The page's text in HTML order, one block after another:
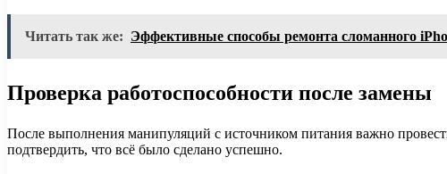
Читать так же: Эффективные способы ремонта сломанного
Проверка работоспособности после замены
После выполнения манипуляций с источником питания важно
подтвердить, что всё было сделано успешно.